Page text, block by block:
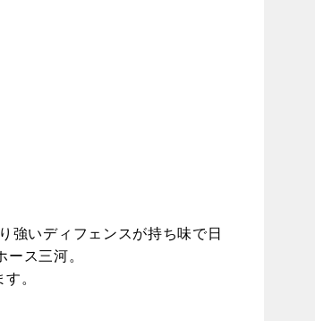
強いディフェンスが持ち味で日
ス三河。
。